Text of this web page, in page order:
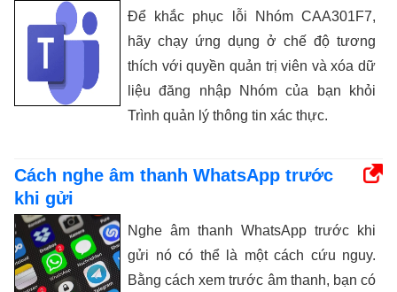
Để khắc phục lỗi Nhóm CAA301F7,
hãy chạy ứng dụng ở chế độ tương
thích với quyền quản trị viên và xóa dữ
liệu đăng nhập Nhóm của bạn khỏi
Trình quản lý thông tin xác thực.
Cách nghe âm thanh WhatsApp trước
khi gửi
Nghe âm thanh WhatsApp trước khi
gửi nó có thể là một cách cứu nguy.
Bằng cách xem trước âm thanh, bạn có